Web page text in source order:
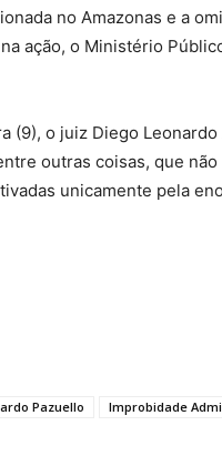
no Amazonas e a
ação, o Ministério
(9), o juiz Diego
outras coisas, que
unicamente pela
Pazuello Improbidade